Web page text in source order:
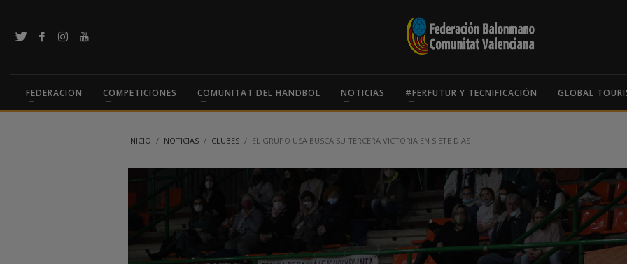
FEDERACION COMPETICIONES COMUNITAT DEL HANDBOL NOTICIAS #FERFUTUR Y TECNIFICACIÓN GLOBAL
INICIO NOTICIAS CLUBES EL GRUPO USA BUSCA SU TERCERA VICTORIA EN SIETE DIAS